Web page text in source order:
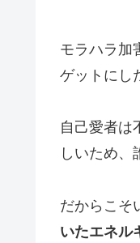
モラハラ加
ゲットにし
自己愛者は
しいため、
だからこそ
いたエネル